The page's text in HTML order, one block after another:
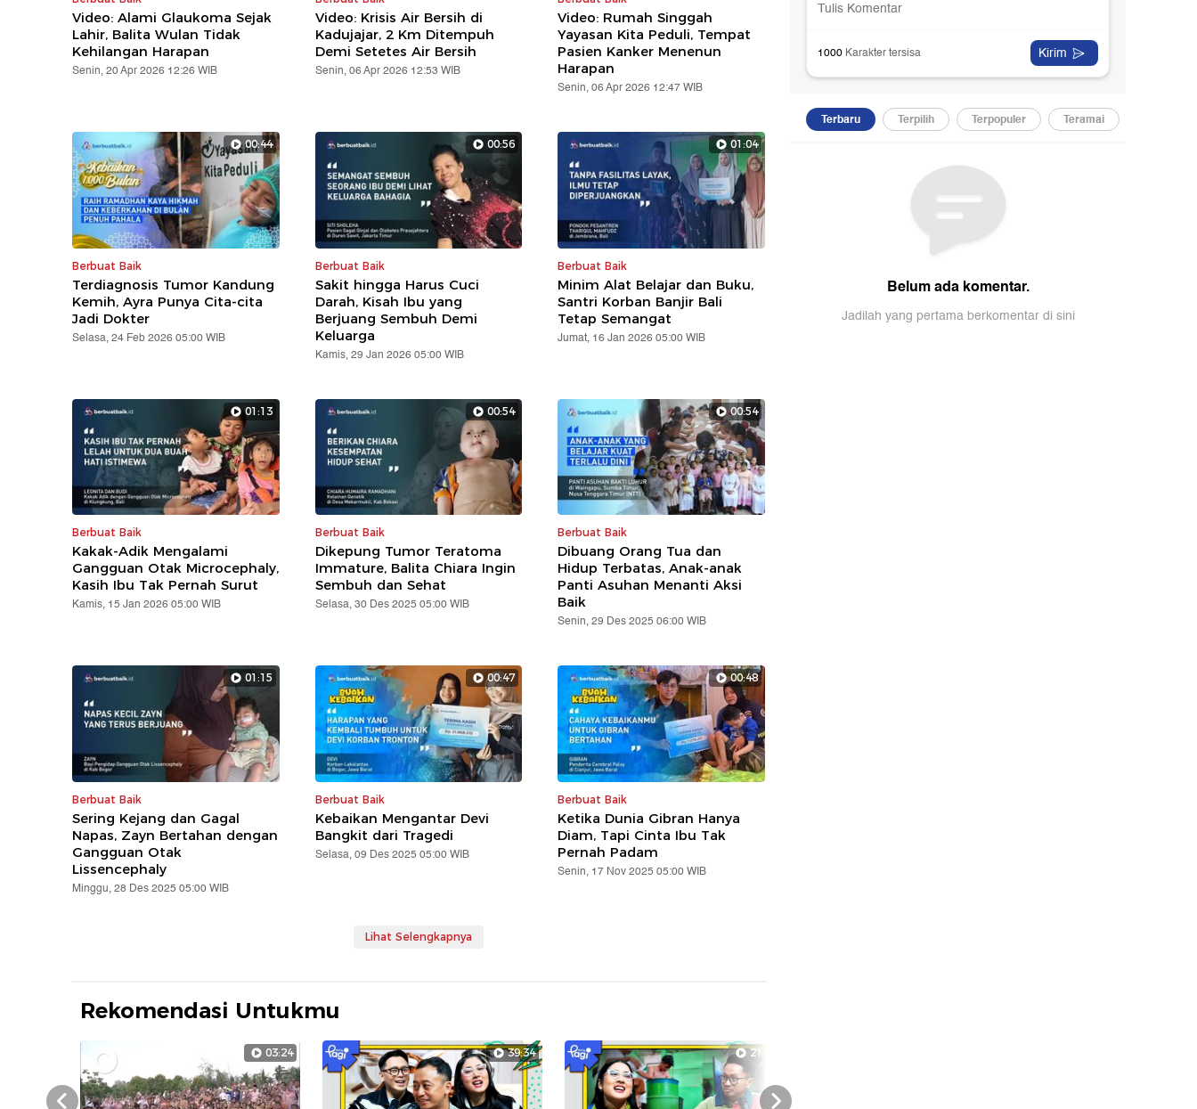
Video: Alami Glaukoma Sejak
Lahir, Balita Wulan Tidak
Kehilangan Harapan
Senin, 20 Apr 2026 12:26 WIB
Video: Krisis Air Bersih di
Kadujajar, 2 Km Ditempuh
Demi Setetes Air Bersih
Senin, 06 Apr 2026 12:53 WIB
Video: Rumah Singgah
Yayasan Kita Peduli, Tempat
Pasien Kanker Menenun
Harapan
Senin, 06 Apr 2026 12:47 WIB
00:44
Berbuat Baik
Terdiagnosis Tumor Kandung
Kemih, Ayra Punya Cita-cita
Jadi Dokter
Selasa, 24 Feb 2026 05:00 WIB
00:56
Berbuat Baik
Sakit hingga Harus Cuci
Darah, Kisah Ibu yang
Berjuang Sembuh Demi
Keluarga
Kamis, 29 Jan 2026 05:00 WIB
01:04
Berbuat Baik
Minim Alat Belajar dan Buku,
Santri Korban Banjir Bali
Tetap Semangat
Jumat, 16 Jan 2026 05:00 WIB
01:13
Berbuat Baik
Kakak-Adik Mengalami
Gangguan Otak Microcephaly,
Kasih Ibu Tak Pernah Surut
Kamis, 15 Jan 2026 05:00 WIB
00:54
Berbuat Baik
Dikepung Tumor Teratoma
Immature, Balita Chiara Ingin
Sembuh dan Sehat
Selasa, 30 Des 2025 05:00 WIB
00:54
Berbuat Baik
Dibuang Orang Tua dan
Hidup Terbatas, Anak-anak
Panti Asuhan Menanti Aksi
Baik
Senin, 29 Des 2025 06:00 WIB
01:15
Berbuat Baik
Sering Kejang dan Gagal
Napas, Zayn Bertahan dengan
Gangguan Otak
Lissencephaly
Minggu, 28 Des 2025 05:00 WIB
00:47
Berbuat Baik
Kebaikan Mengantar Devi
Bangkit dari Tragedi
Selasa, 09 Des 2025 05:00 WIB
00:48
Berbuat Baik
Ketika Dunia Gibran Hanya
Diam, Tapi Cinta Ibu Tak
Pernah Padam
Senin, 17 Nov 2025 05:00 WIB
Lihat Selengkapnya
Rekomendasi Untukmu
03:24 39:34 21:43